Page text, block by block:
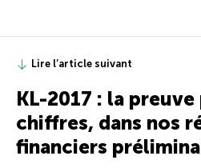
Lire l’article suivant
KL-2017 : la preuve
chiffres, dans nos
financiers